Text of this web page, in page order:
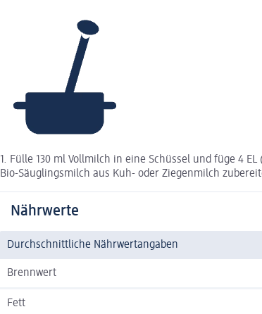
1. Fülle 130 ml Vollmilch in eine Schüssel und füge 4
Bio-Säuglingsmilch aus Kuh- oder Ziegenmilch
Nährwerte
Durchschnittliche Nährwertangaben
Brennwert
Fett